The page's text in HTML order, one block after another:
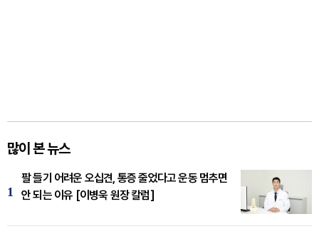
많이 본 뉴스
1
팔 들기 어려운 오십견, 통증 줄었다고 운동 멈추면
안 되는 이유 [이병욱 원장 칼럼]